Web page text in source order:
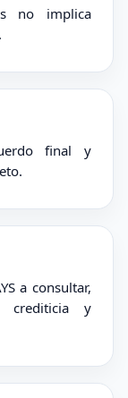
no implica
final y
a consultar,
crediticia y